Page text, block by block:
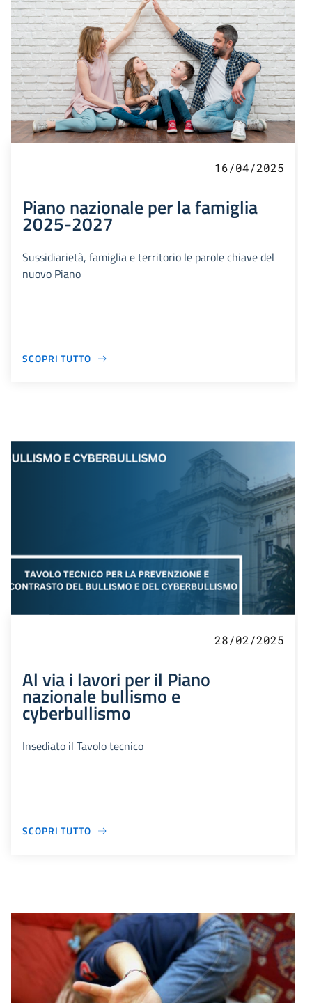
16/04/2025
Piano nazionale per la famiglia
2025-2027
Sussidiarietà, famiglia e territorio le parole chiave del
nuovo Piano
SCOPRI TUTTO
28/02/2025
Al via i lavori per il Piano
nazionale bullismo e
cyberbullismo
Insediato il Tavolo tecnico
SCOPRI TUTTO